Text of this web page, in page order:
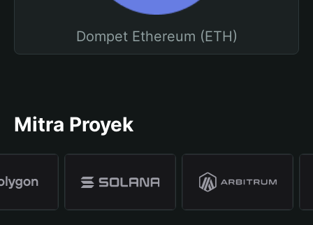
Dompet Ethereum (ETH)
Mitra Proyek